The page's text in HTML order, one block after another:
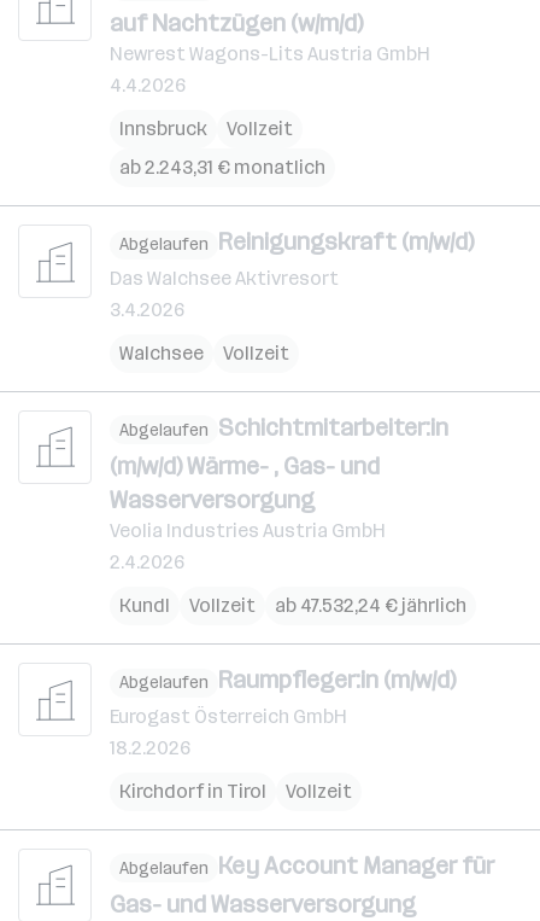
auf Nachtzügen (w/m/d)
Newrest Wagons-Lits Austria GmbH
4.4.2026
Innsbruck
Vollzeit
ab 2.243,31 € monatlich
Abgelaufen Reinigungskraft (m/w/d)
Das Walchsee Aktivresort
3.4.2026
Walchsee
Vollzeit
Abgelaufen Schichtmitarbeiter:in
(m/w/d) Wärme- , Gas- und
Wasserversorgung
Veolia Industries Austria GmbH
2.4.2026
Kundl
Vollzeit ab 47.532,24 € jährlich
Abgelaufen Raumpfleger:in (m/w/d)
Eurogast Österreich GmbH
18.2.2026
Kirchdorf in Tirol
Vollzeit
Abgelaufen Key Account Manager für
Gas- und Wasserversorgung